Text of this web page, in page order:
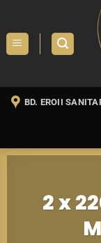
content
BD. EROII
2 x